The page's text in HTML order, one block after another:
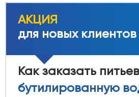
АКЦИЯ
для новых клиентов
Как заказать
бутилированную